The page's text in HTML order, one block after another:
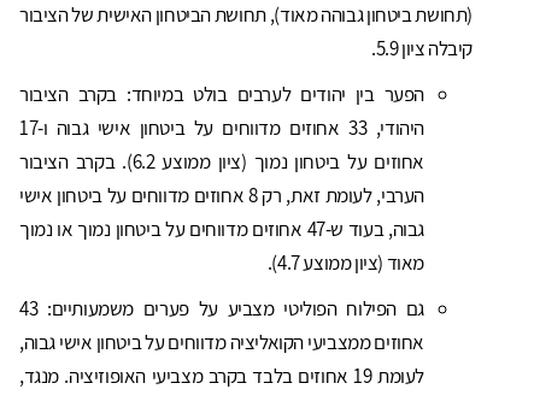
(תחושת ביטחון גבוהה מאוד), תחושת הביטחון האישית של הציבור
קיבלה ציון 5.9.
הפער בין יהודים לערבים בולט במיוחד: בקרב הציבור
היהודי, 33 אחוזים מדווחים על ביטחון אישי גבוה ו-17
אחוזים על ביטחון נמוך (ציון ממוצע 6.2). בקרב הציבור
הערבי, לעומת זאת, רק 8 אחוזים מדווחים על ביטחון אישי
גבוה, בעוד ש-47 אחוזים מדווחים על ביטחון נמוך או נמוך
מאוד (ציון ממוצע 4.7).
גם הפילוח הפוליטי מצביע על פערים משמעותיים: 43
אחוזים ממצביעי הקואליציה מדווחים על ביטחון אישי גבוה,
לעומת 19 אחוזים בלבד בקרב מצביעי האופוזיציה. מנגד,